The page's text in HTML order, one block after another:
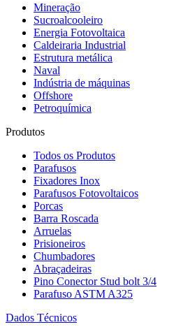
Mineração
Sucroalcooleiro
Energia Fotovoltaica
Caldeiraria Industrial
Estrutura metálica
Naval
Indústria de máquinas
Offshore
Petroquímica
Produtos
Todos os Produtos
Parafusos
Fixadores Inox
Parafusos Fotovoltaicos
Porcas
Barra Roscada
Arruelas
Prisioneiros
Chumbadores
Abraçadeiras
Pino Conector Stud bolt 3/4
Parafuso ASTM A325
Dados Técnicos